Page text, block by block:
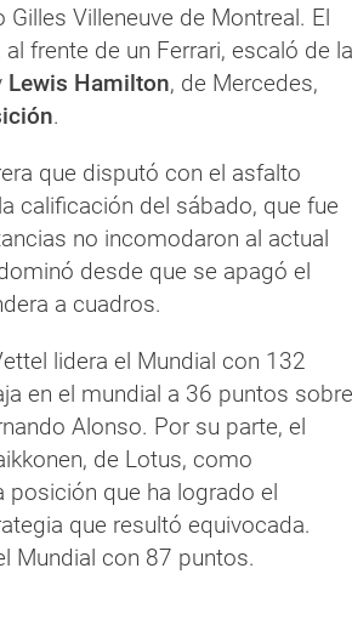
Villeneuve de Montreal. El
al frente de un Ferrari, escaló de la
Lewis Hamilton, de Mercedes,
.
que disputó con el asfalto
calificación del sábado, que fue
no incomodaron al actual
desde que se apagó el
a cuadros.
lidera el Mundial con 132
en el mundial a 36 puntos sobre
Alonso. Por su parte, el
de Lotus, como
posición que ha logrado el
que resultó equivocada.
Mundial con 87 puntos.